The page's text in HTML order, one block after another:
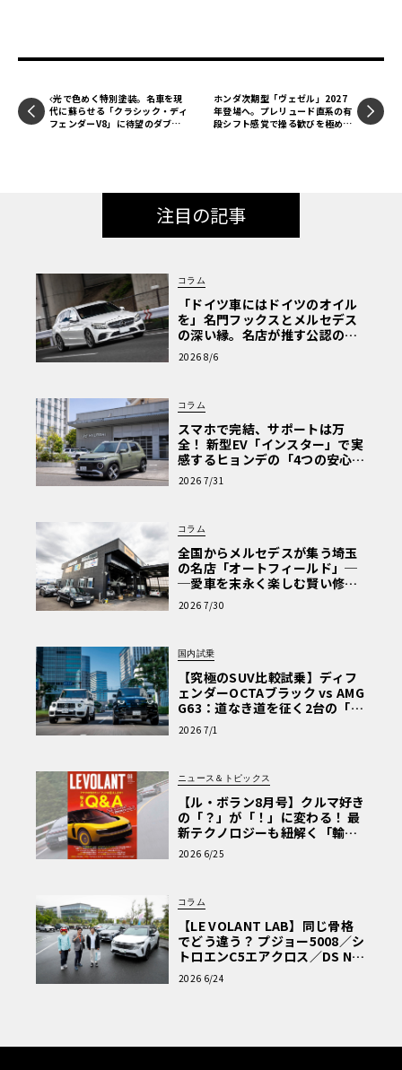
光で色めく特別塗装。名車を現
代に蘇らせる「クラシック・ディ
フェンダーV8」に待望のダブル
ホンダ次期型「ヴェゼル」2027
年登場へ。プレリュード直系の有
段シフト感覚で操る歓びを極める
注目の記事
コラム
「ドイツ車にはドイツのオイル
を」名門フックスとメルセデス
の深い縁。名店が推す公認の安
心と、Cクラスで味わうシルキー
な走り〈PR〉
2026 8/6
コラム
スマホで完結、サポートは万
全！ 新型EV「インスター」で実
感するヒョンデの「4つの安心」
【第1回・ヒョンデ6つの疑問：
Why? Hyundai?】〈PR〉
2026 7/31
コラム
全国からメルセデスが集う埼玉
の名店「オートフィールド」─
─愛車を末永く楽しむ賢い修理
術と、プロがフックス製オイル
を選ぶ理由〈PR〉
2026 7/30
国内試乗
【究極のSUV比較試乗】ディフ
ェンダーOCTAブラック vs AMG
G63：道なき道を征く2台の「対
極的アプローチ」
2026 7/1
ニュース＆トピックス
【ル・ボラン8月号】クルマ好き
の「？」が「！」に変わる！ 最
新テクノロジーも紐解く「輸入
車Q&A」
2026 6/25
コラム
【LE VOLANT LAB】同じ骨格
でどう違う？ プジョー5008／シ
トロエンC5エアクロス／DS Nº4
読者一気乗りレポート
2026 6/24